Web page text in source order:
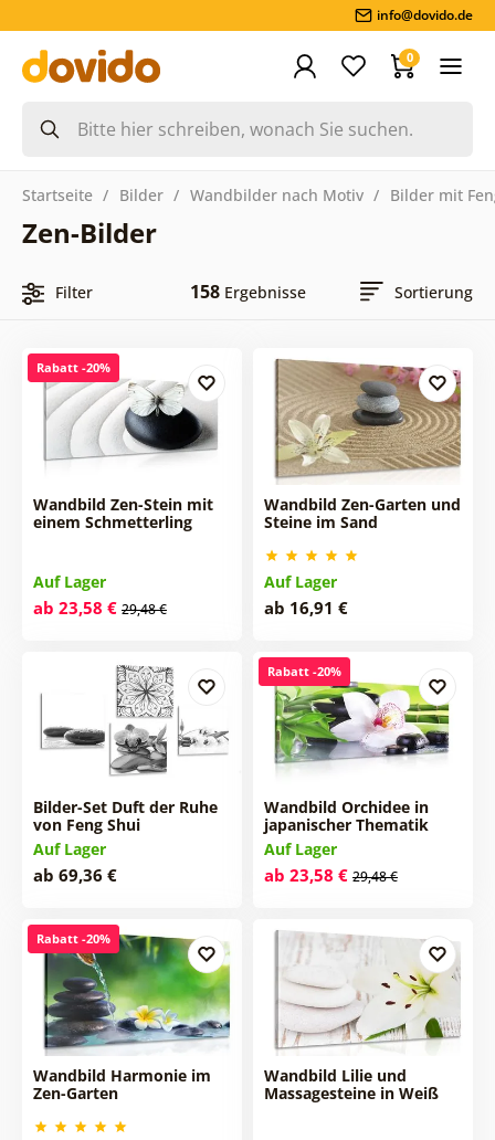
info@dovido.de
0
Startseite Bilder Wandbilder nach Motiv Bilder mit
Zen-Bilder
Filter 158Ergebnisse Sortierung
Rabatt -20%
Wandbild Zen-Stein mit
einem Schmetterling
Auf Lager
ab 23,58 € 29,48 €
Wandbild Zen-Garten und
Steine im Sand
Auf Lager
ab 16,91 €
Bilder-Set Duft der Ruhe
von Feng Shui
Auf Lager
ab 69,36 €
Rabatt -20%
Wandbild Orchidee in
japanischer Thematik
Auf Lager
ab 23,58 € 29,48 €
Rabatt -20%
Wandbild Harmonie im
Zen-Garten
Wandbild Lilie und
Massagesteine in Weiß